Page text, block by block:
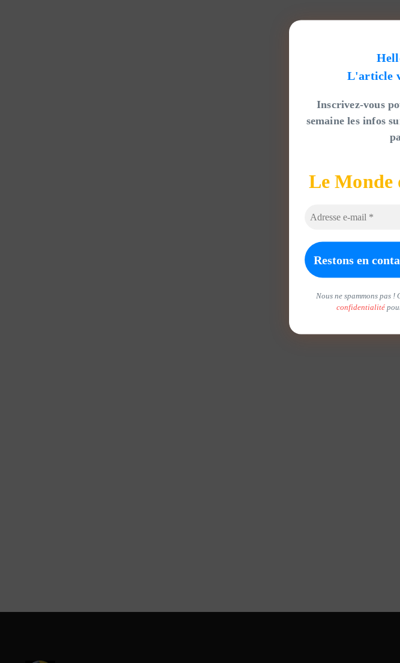
L'article
Inscrivez-vous
semaine les infos
Le Monde
Nous ne spammons pas !
confidentialité